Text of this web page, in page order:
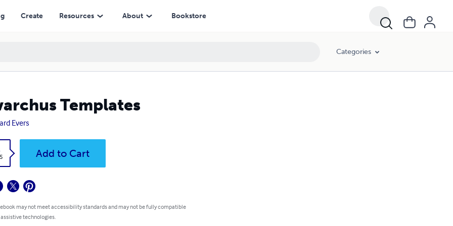
Create Resources About Bookstore
Categories
Templates
Evers
Add to Cart
may not meet accessibility standards and may not be fully compatible
technologies.